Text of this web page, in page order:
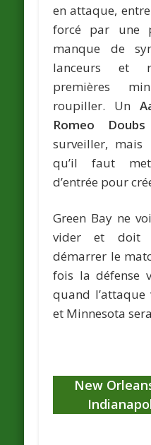
en attaque,
forcé par une
manque de
lanceurs et
premières
roupiller. Un
Romeo Doubs
surveiller, mais
qu’il faut
d’entrée pour
Green Bay ne
vider et doit
démarrer le
fois la défense
quand
et Minnesota
New